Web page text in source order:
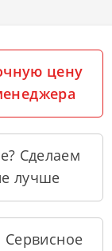
цену
Сделаем
лучше
Сервисное